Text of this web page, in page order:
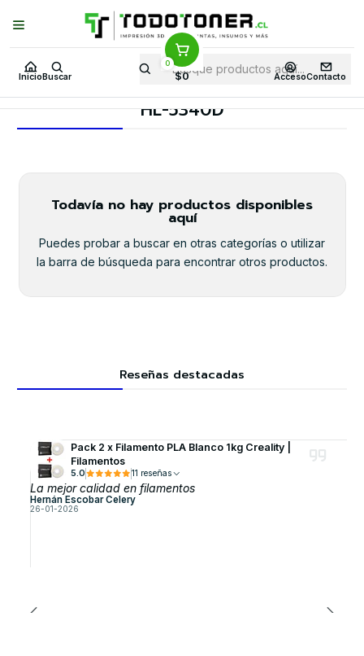
Inicio Buscar
0
$0 AccesoContacto
Puedes Elegir: Comprar enTienda· Despachoa Todo Chile · Retiro en
Tienda en24 Horas
Inicio Toner y tambor Tambor Original BROTHER
Equipos BROTHER
HL-5340D
Todavía no hay productos disponibles
aquí
Puedes probar a buscar en otras categorías o utilizar
la barra de búsqueda para encontrar otros productos.
Reseñas destacadas
Pack 2 x Filamento PLA Blanco 1kg Creality |
Filamentos
5.0 11 reseñas
La mejor calidad en filamentos
Hernán Escobar Celery
26-01-2026